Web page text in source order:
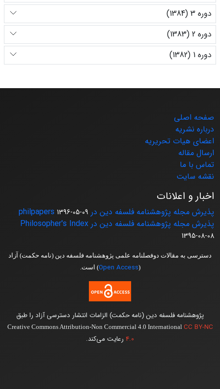
دوره 3 (1384)
دوره 2 (1383)
دوره 1 (1382)
صفحه اصلی
درباره نشریه
اعضای هیات تحریریه
ارسال مقاله
تماس با ما
نقشه سایت
اخبار و اعلانات
پذیرش مجله پژوهشنامه فلسفه دین در philpapers 1396-05-09
پذیرش مجله پژوهشنامه فلسفه دین در Philosopher's Index
1395-08-08
دسترسی به مقالات دوفصلنامه علمی پژوهشنامه فلسفه دین (نامه حکمت) آزاد
(
Open Access) است.
پژوهشنامه فلسفه دین (نامه حکمت) الزامات انتشار دسترسی آزاد را طبق
Creative Commons Attribution-Non Commercial 4.0 International CC BY-NC
4.0 رعایت می‌کند.